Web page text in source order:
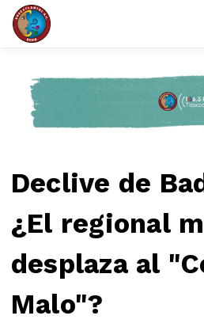
Declive de
¿El regional
desplaza al
Malo"?